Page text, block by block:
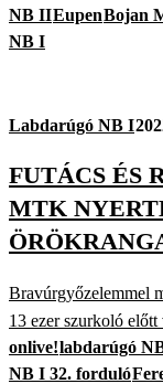
NB IIEupenBojan
NB I
Labdarúgó NB I
FUTÁCS ÉS
MTK
Bravúrgyőzelemmel
13 ezer szurkoló előtt
onlive!labdarúgó
NB I 32. forduló